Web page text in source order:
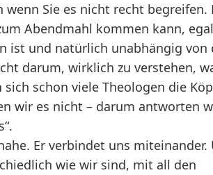
Sie es nicht recht begreifen.
Abendmahl kommen kann,
ist und natürlich unabhängig von
darum, wirklich zu verstehen,
schon viele Theologen die
wir es nicht – darum antworten
Er verbindet uns miteinander.
wie wir sind, mit all den